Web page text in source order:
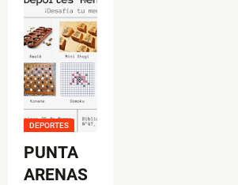
DEPORTES
PUNTA
ARENAS